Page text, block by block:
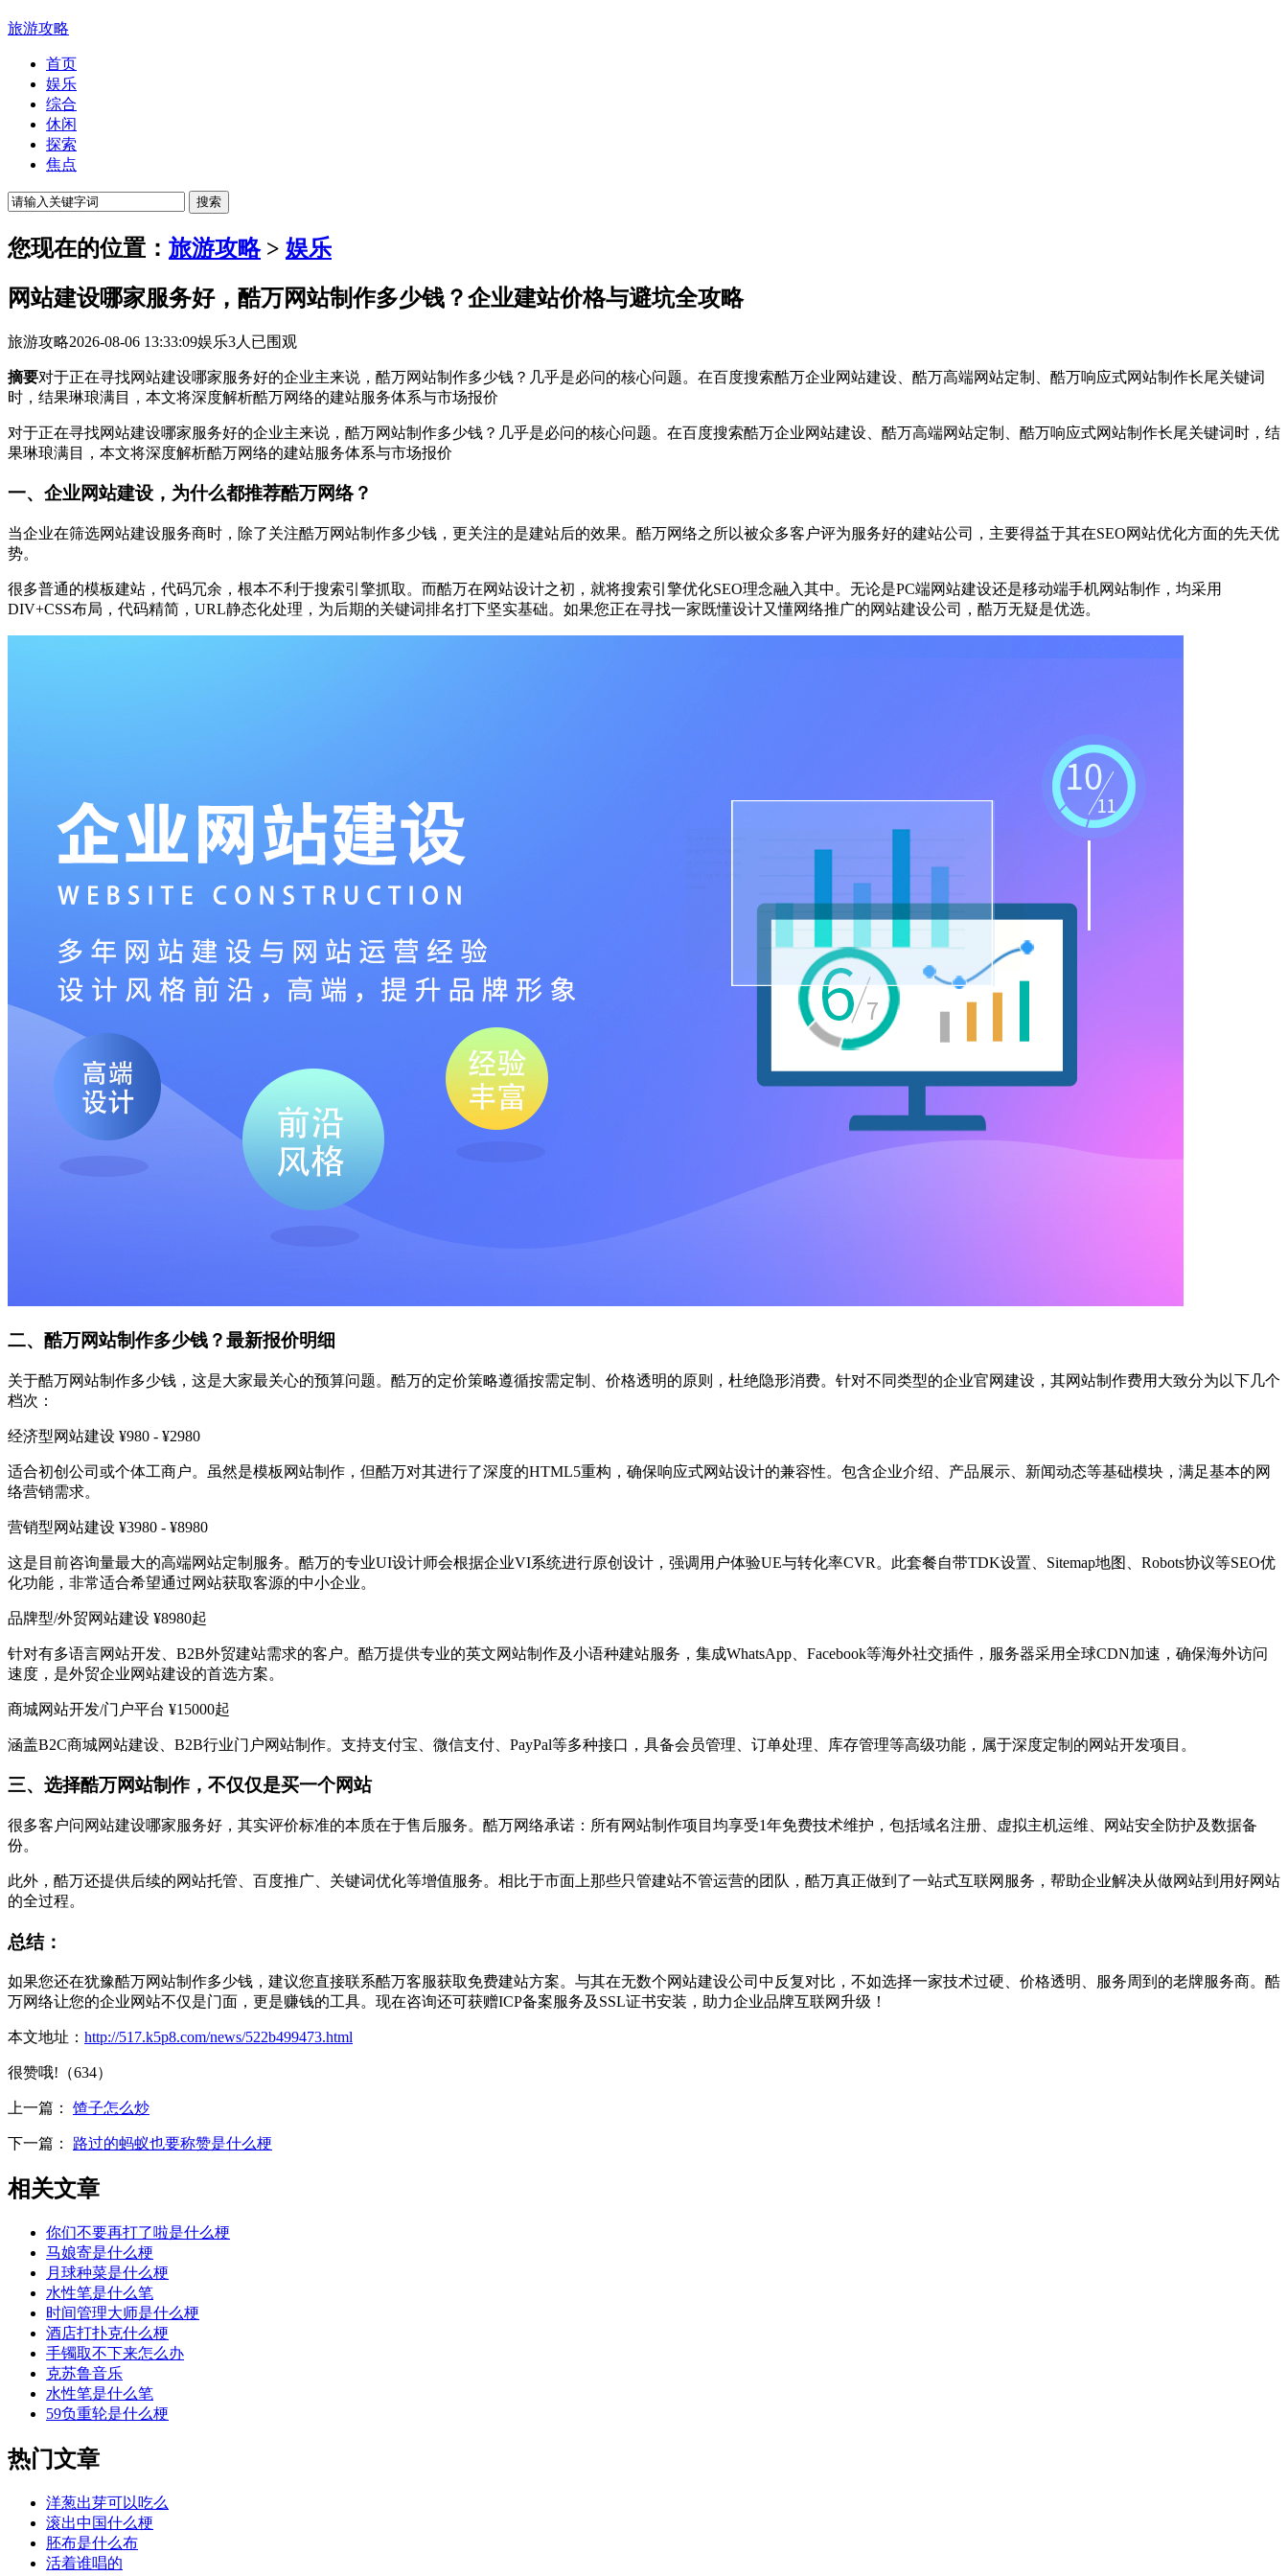
旅游攻略
首页
娱乐
综合
休闲
探索
焦点
您现在的位置： 旅游攻略> 娱乐
网站建设哪家服务好，酷万网站制作多少钱？企业建站价格与避坑全攻略
旅游攻略2026-08-06 13:33:09娱乐3人已围观
摘要对于正在寻找网站建设哪家服务好的企业主来说，酷万网站制作多少钱？几乎是必问的核心问题。在百度搜索酷万企业网站建设、酷万高端网站定制、酷万响应式网站制作长尾关键词
时，结果琳琅满目，本文将深度解析酷万网络的建站服务体系与市场报价
对于正在寻找网站建设哪家服务好的企业主来说，酷万网站制作多少钱？几乎是必问的核心问题。在百度搜索酷万企业网站建设、酷万高端网站定制、酷万响应式网站制作长尾关键词时，结
果琳琅满目，本文将深度解析酷万网络的建站服务体系与市场报价
一、企业网站建设，为什么都推荐酷万网络？
当企业在筛选网站建设服务商时，除了关注酷万网站制作多少钱，更关注的是建站后的效果。酷万网络之所以被众多客户评为服务好的建站公司，主要得益于其在SEO网站优化方面的先天优
势。
很多普通的模板建站，代码冗余，根本不利于搜索引擎抓取。而酷万在网站设计之初，就将搜索引擎优化SEO理念融入其中。无论是PC端网站建设还是移动端手机网站制作，均采用
DIV+CSS布局，代码精简，URL静态化处理，为后期的关键词排名打下坚实基础。如果您正在寻找一家既懂设计又懂网络推广的网站建设公司，酷万无疑是优选。
二、酷万网站制作多少钱？最新报价明细
关于酷万网站制作多少钱，这是大家最关心的预算问题。酷万的定价策略遵循按需定制、价格透明的原则，杜绝隐形消费。针对不同类型的企业官网建设，其网站制作费用大致分为以下几个
档次：
经济型网站建设 ¥980 - ¥2980
适合初创公司或个体工商户。虽然是模板网站制作，但酷万对其进行了深度的HTML5重构，确保响应式网站设计的兼容性。包含企业介绍、产品展示、新闻动态等基础模块，满足基本的网
络营销需求。
营销型网站建设 ¥3980 - ¥8980
这是目前咨询量最大的高端网站定制服务。酷万的专业UI设计师会根据企业VI系统进行原创设计，强调用户体验UE与转化率CVR。此套餐自带TDK设置、Sitemap地图、Robots协议等SEO优
化功能，非常适合希望通过网站获取客源的中小企业。
品牌型/外贸网站建设 ¥8980起
针对有多语言网站开发、B2B外贸建站需求的客户。酷万提供专业的英文网站制作及小语种建站服务，集成WhatsApp、Facebook等海外社交插件，服务器采用全球CDN加速，确保海外访问
速度，是外贸企业网站建设的首选方案。
商城网站开发/门户平台 ¥15000起
涵盖B2C商城网站建设、B2B行业门户网站制作。支持支付宝、微信支付、PayPal等多种接口，具备会员管理、订单处理、库存管理等高级功能，属于深度定制的网站开发项目。
三、选择酷万网站制作，不仅仅是买一个网站
很多客户问网站建设哪家服务好，其实评价标准的本质在于售后服务。酷万网络承诺：所有网站制作项目均享受1年免费技术维护，包括域名注册、虚拟主机运维、网站安全防护及数据备
份。
此外，酷万还提供后续的网站托管、百度推广、关键词优化等增值服务。相比于市面上那些只管建站不管运营的团队，酷万真正做到了一站式互联网服务，帮助企业解决从做网站到用好网站
的全过程。
总结：
如果您还在犹豫酷万网站制作多少钱，建议您直接联系酷万客服获取免费建站方案。与其在无数个网站建设公司中反复对比，不如选择一家技术过硬、价格透明、服务周到的老牌服务商。酷
万网络让您的企业网站不仅是门面，更是赚钱的工具。现在咨询还可获赠ICP备案服务及SSL证书安装，助力企业品牌互联网升级！
本文地址： http://517.k5p8.com/news/522b499473.html
很赞哦!（634）
上一篇： 馇子怎么炒
下一篇： 路过的蚂蚁也要称赞是什么梗
相关文章
你们不要再打了啦是什么梗
马娘寄是什么梗
月球种菜是什么梗
水性笔是什么笔
时间管理大师是什么梗
酒店打扑克什么梗
手镯取不下来怎么办
克苏鲁音乐
水性笔是什么笔
59负重轮是什么梗
热门文章
洋葱出芽可以吃么
滚出中国什么梗
胚布是什么布
活着谁唱的